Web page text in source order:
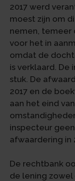
2017 werd
moest zijn om
nemen, temeer
voor het in
omdat de
is verklaard.
stuk. De
2017 en de
aan het eind
inspecteur
afwaardering in
De rechtbank
de lening zowel